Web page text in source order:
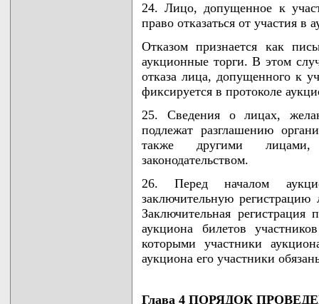
24. Лицо, допущенное к
право отказаться от участия в
Отказом признается как
аукционные торги. В этом
отказа лица, допущенного к
фиксируется в протоколе
25. Сведения о лицах,
подлежат разглашению
также другими лицами,
законодательством.
26. Перед началом
заключительную
Заключительная регистрация
аукциона билетов
которыми участники
аукциона его участники
Глава 4 ПОРЯДОК